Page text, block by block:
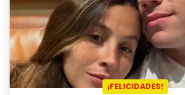
¡FELICIDADES!